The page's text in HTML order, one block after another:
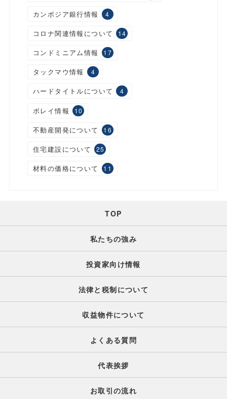
カンボジア銀行情報 4
コロナ関連情報について 14
コンドミニアム情報 17
タックマウ情報 4
ハードタイトルについて 4
ボレイ情報 10
不動産開発について 16
住宅建設について 25
材料の価格について 11
TOP
私たちの強み
投資家向け情報
法律と税制について
収益物件について
よくある質問
代表挨拶
お取引の流れ